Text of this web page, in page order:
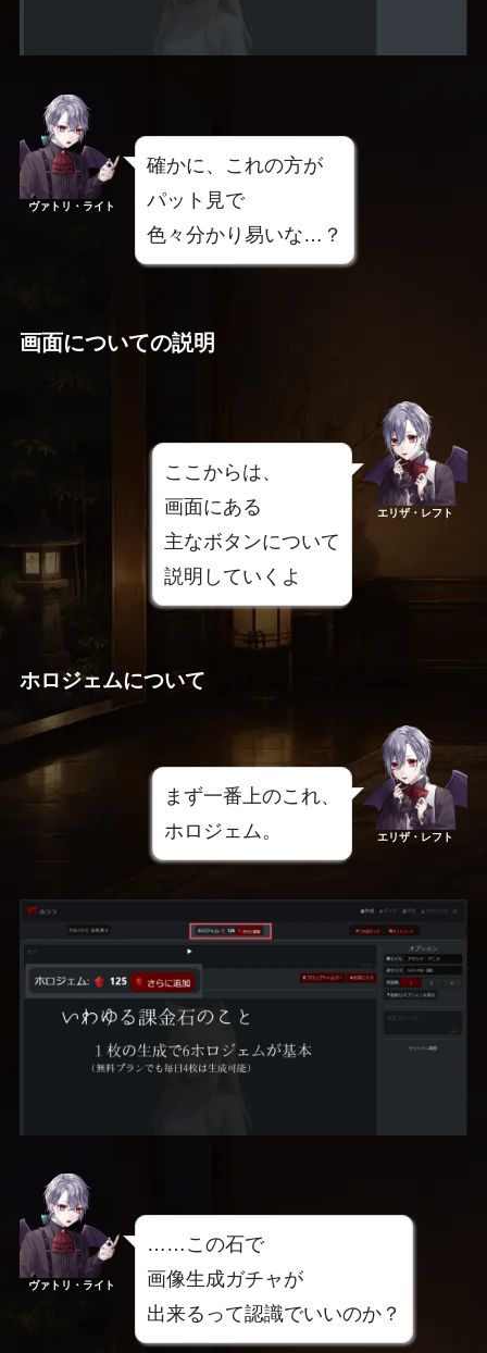
ヴァトリ・ライト
確かに、これの方が
パット見で
色々分かり易いな…？
画面についての説明
ここからは、
画面にある
主なボタンについて
説明していくよ
エリザ・レフト
ホロジェムについて
まず一番上のこれ、
ホロジェム。
エリザ・レフト
ヴァトリ・ライト
……この石で
画像生成ガチャが
出来るって認識でいいのか？